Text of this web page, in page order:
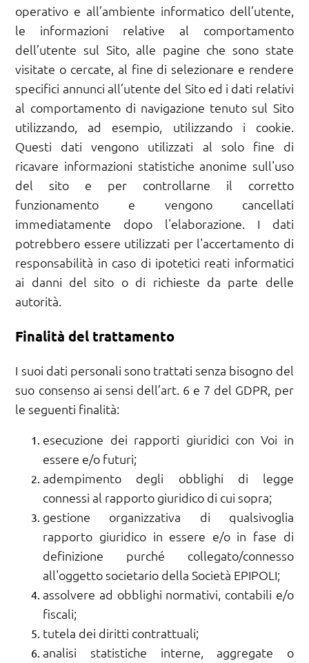
operativo e all’ambiente informatico dell’utente,
le informazioni relative al comportamento
dell’utente sul Sito, alle pagine che sono state
visitate o cercate, al fine di selezionare e rendere
specifici annunci all’utente del Sito ed i dati relativi
al comportamento di navigazione tenuto sul Sito
utilizzando, ad esempio, utilizzando i cookie.
Questi dati vengono utilizzati al solo fine di
ricavare informazioni statistiche anonime sull'uso
del sito e per controllarne il corretto
funzionamento e vengono cancellati
immediatamente dopo l'elaborazione. I dati
potrebbero essere utilizzati per l'accertamento di
responsabilità in caso di ipotetici reati informatici
ai danni del sito o di richieste da parte delle
autorità.
Finalità del trattamento
I suoi dati personali sono trattati senza bisogno del
suo consenso ai sensi dell’art. 6 e 7 del GDPR, per
le seguenti finalità:
esecuzione dei rapporti giuridici con Voi in
essere e/o futuri;
adempimento degli obblighi di legge
connessi al rapporto giuridico di cui sopra;
gestione organizzativa di qualsivoglia
rapporto giuridico in essere e/o in fase di
definizione purché collegato/connesso
all'oggetto societario della Società EPIPOLI;
assolvere ad obblighi normativi, contabili e/o
fiscali;
tutela dei diritti contrattuali;
analisi statistiche interne, aggregate o